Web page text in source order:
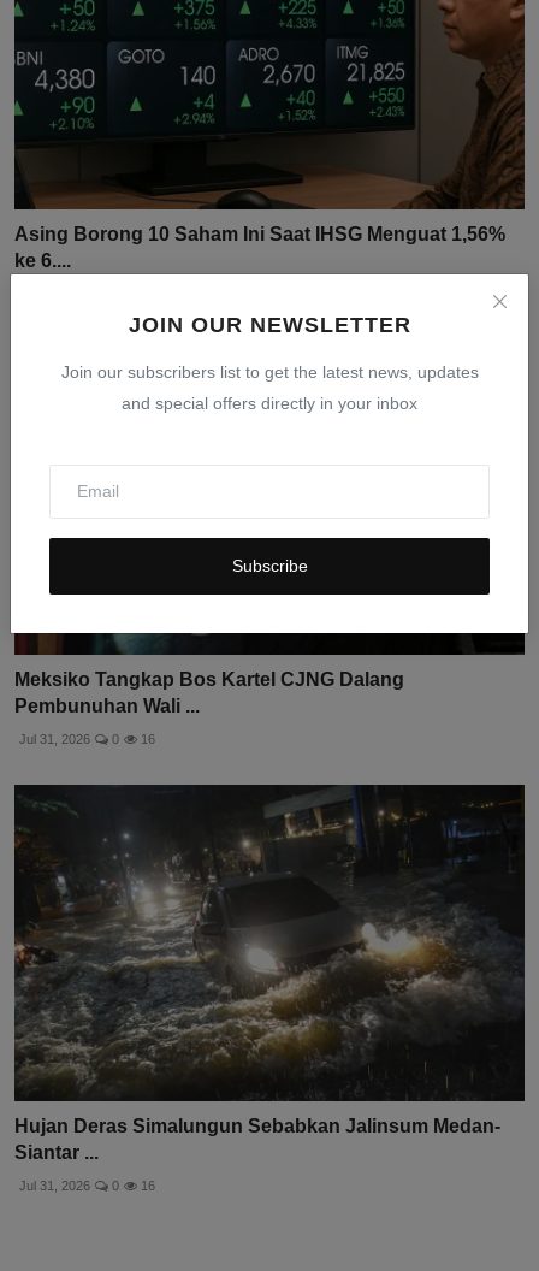
JOIN OUR NEWSLETTER
Join our subscribers list to get the latest news, updates
and special offers directly in your inbox
Subscribe
Asing Borong 10 Saham Ini Saat IHSG Menguat 1,56%
ke 6....
Meksiko Tangkap Bos Kartel CJNG Dalang
Pembunuhan Wali ...
Jul 31, 2026 0 16
Hujan Deras Simalungun Sebabkan Jalinsum Medan-
Siantar ...
Jul 31, 2026 0 16